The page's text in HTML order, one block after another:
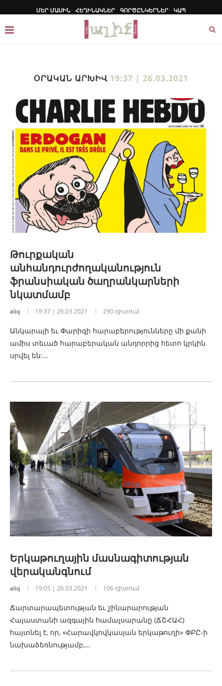
ՄԵՐ ՄԱՍԻՆ ՀԵՂԻՆԱԿՆԵՐ ԳՈՐԾԸՆԿԵՐՆԵՐ ԿԱՊ
ՕՐԱԿԱՆ ԱՐԽԻՎ 19:37 | 26.03.2021
Թուրքական
անհանդուրժողականություն
ֆրանսիական ծաղրանկարների
նկատմամբ
aliq 19:37 | 26.03.2021 290 դիտում
Անկարայի եւ Փարիզի հարաբերությունները մի քանի
ամիս տեւած հարաբերական անդորրից հետո կրկին
սրվել են:…
Երկաթուղային մասնագիտության
վերականգնում
aliq 19:05 | 26.03.2021 106 դիտում
Ճարտարապետության եւ շինարարության
Հայաստանի ազգային համալսարանը (ՃՇՀԱՀ)
հայտնել է, որ, «Հարավկովկասյան երկաթուղի» ՓԲԸ-ի
նախաձեռնությամբ,…